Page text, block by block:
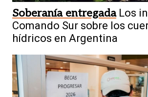
Soberanía entregada Los
Comando Sur sobre los
hídricos en Argentina